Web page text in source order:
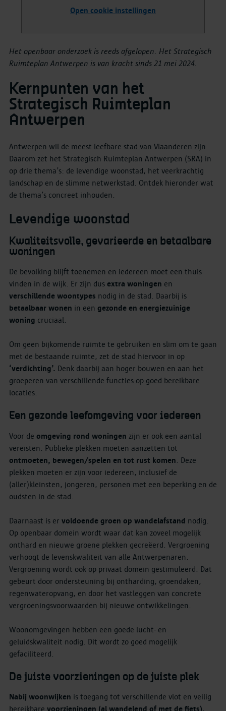
Open cookie instellingen
Het openbaar onderzoek is reeds afgelopen. Het Strategisch
Ruimteplan Antwerpen is van kracht sinds 21 mei 2024.
Kernpunten van het
Strategisch Ruimteplan
Antwerpen
Antwerpen wil de meest leefbare stad van Vlaanderen zijn.
Daarom zet het Strategisch Ruimteplan Antwerpen (SRA) in
op drie thema’s: de levendige woonstad, het veerkrachtig
landschap en de slimme netwerkstad. Ontdek hieronder wat
de thema’s concreet inhouden.
Levendige woonstad
Kwaliteitsvolle, gevarieerde en betaalbare
woningen
De bevolking blijft toenemen en iedereen moet een thuis
vinden in de wijk. Er zijn dus extra woningen en
verschillende woontypes nodig in de stad. Daarbij is
betaalbaar wonen in een gezonde en energiezuinige
woning cruciaal.
Om geen bijkomende ruimte te gebruiken en slim om te gaan
met de bestaande ruimte, zet de stad hiervoor in op
‘verdichting’. Denk daarbij aan hoger bouwen en aan het
groeperen van verschillende functies op goed bereikbare
locaties.
Een gezonde leefomgeving voor iedereen
Voor de omgeving rond woningen zijn er ook een aantal
vereisten. Publieke plekken moeten aanzetten tot
ontmoeten, bewegen/spelen en tot rust komen. Deze
plekken moeten er zijn voor iedereen, inclusief de
(aller)kleinsten, jongeren, personen met een beperking en de
oudsten in de stad.
Daarnaast is er voldoende groen op wandelafstand nodig.
Op openbaar domein wordt waar dat kan zoveel mogelijk
onthard en nieuwe groene plekken gecreëerd. Vergroening
verhoogt de levenskwaliteit van alle Antwerpenaren.
Vergroening wordt ook op privaat domein gestimuleerd. Dat
gebeurt door ondersteuning bij ontharding, groendaken,
regenwateropvang, en door het vastleggen van concrete
vergroeningsvoorwaarden bij nieuwe ontwikkelingen.
Woonomgevingen hebben een goede lucht- en
geluidskwaliteit nodig. Dit wordt zo goed mogelijk
gefaciliteerd.
De juiste voorzieningen op de juiste plek
Nabij woonwijken is toegang tot verschillende vlot en veilig
bereikbare voorzieningen (al wandelend of met de fiets),